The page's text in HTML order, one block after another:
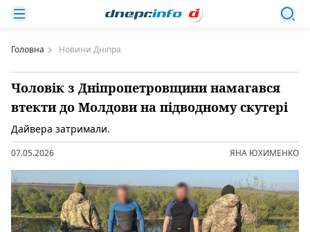
Головна Новини Дніпра
Чоловік з Дніпропетровщини намагався
втекти до Молдови на підводному скутері
Дайвера затримали.
07.05.2026 ЯНА ЮХИМЕНКО